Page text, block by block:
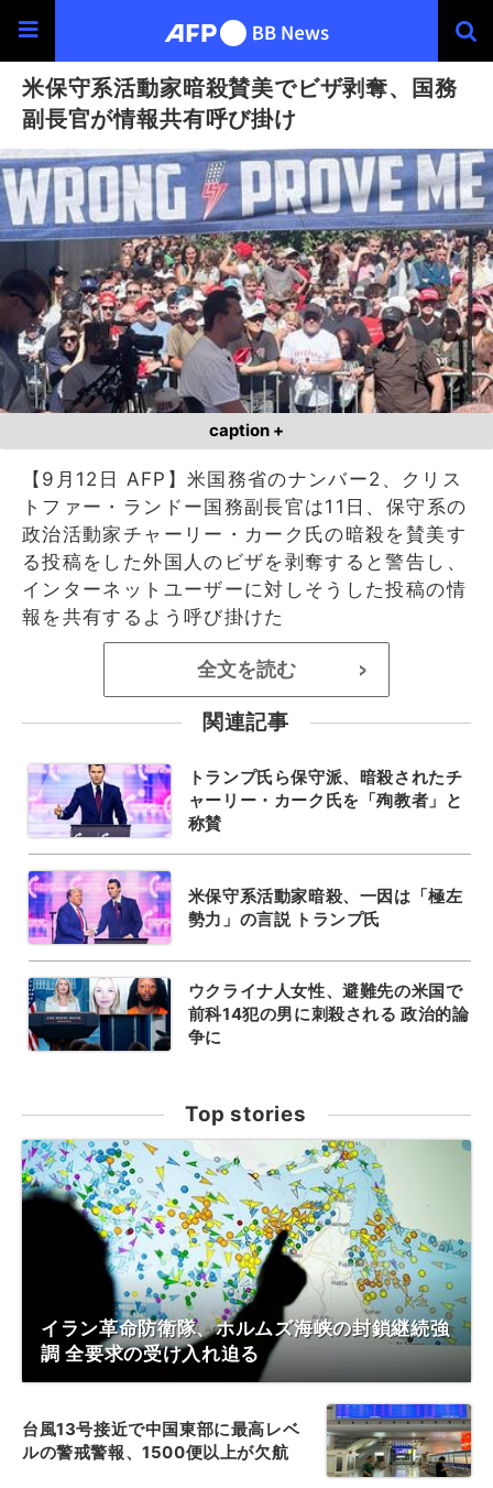
米保守系活動家暗殺賛美でビザ剥奪、国務
副長官が情報共有呼び掛け
caption +
【9月12日 AFP】米国務省のナンバー2、クリス
トファー・ランドー国務副長官は11日、保守系の
政治活動家チャーリー・カーク氏の暗殺を賛美す
る投稿をした外国人のビザを剥奪すると警告し、
インターネットユーザーに対しそうした投稿の情
報を共有するよう呼び掛けた
全文を読む >
関連記事
トランプ氏ら保守派、暗殺されたチ
ャーリー・カーク氏を「殉教者」と
称賛
米保守系活動家暗殺、一因は「極左
勢力」の言説 トランプ氏
ウクライナ人女性、避難先の米国で
前科14犯の男に刺殺される 政治的論
争に
Top stories
イラン革命防衛隊、ホルムズ海峡の封鎖継続強
調 全要求の受け入れ迫る
台風13号接近で中国東部に最高レベ
ルの警戒警報、1500便以上が欠航